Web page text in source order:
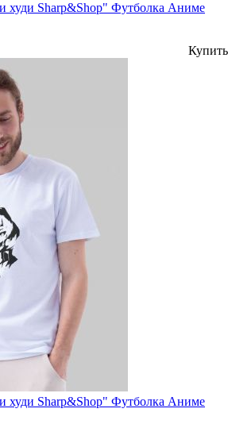
худи Sharp&Shop" Футболка Аниме
Купить
худи Sharp&Shop" Футболка Аниме